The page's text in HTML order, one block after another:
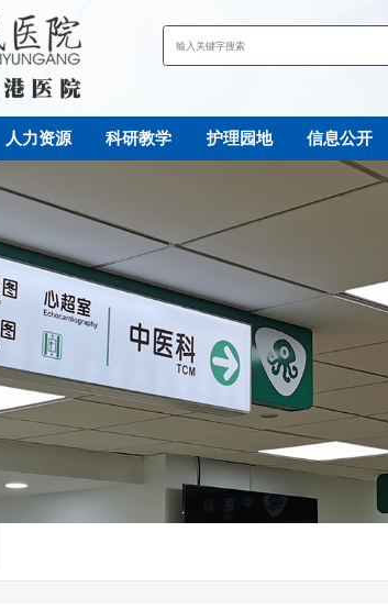
人力资源 科研教学 护理园地 信息公开